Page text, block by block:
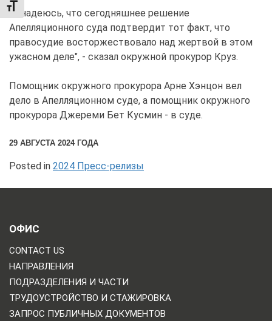
TOGGLE FONT SIZE
"Я надеюсь, что сегодняшнее решение
Апелляционного суда подтвердит тот факт, что
правосудие восторжествовало над жертвой в этом
ужасном деле", - сказал окружной прокурор Круз.
Помощник окружного прокурора Арне Хэнцон вел
дело в Апелляционном суде, а помощник окружного
прокурора Джереми Бет Кусмин - в суде.
29 АВГУСТА 2024 ГОДА
Posted in 2024 Пресс-релизы
ОФИС
CONTACT US
НАПРАВЛЕНИЯ
ПОДРАЗДЕЛЕНИЯ И ЧАСТИ
ТРУДОУСТРОЙСТВО И СТАЖИРОВКА
ЗАПРОС ПУБЛИЧНЫХ ДОКУМЕНТОВ